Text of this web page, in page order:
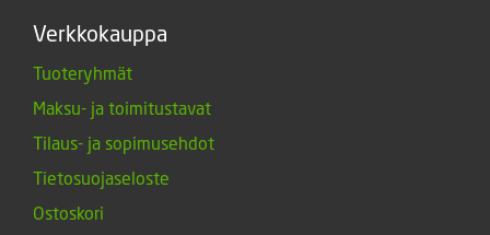
Verkkokauppa
Tuoteryhmät
Maksu- ja toimitustavat
Tilaus- ja sopimusehdot
Tietosuojaseloste
Ostoskori